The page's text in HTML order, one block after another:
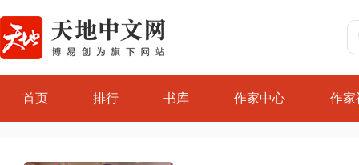
首页 排行 书库 作家中心 作家